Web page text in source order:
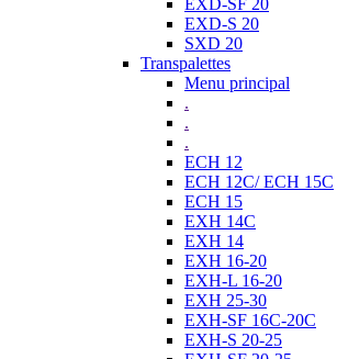
EXD-SF 20
EXD-S 20
SXD 20
Transpalettes
Menu principal
.
.
.
ECH 12
ECH 12C/ ECH 15C
ECH 15
EXH 14C
EXH 14
EXH 16-20
EXH-L 16-20
EXH 25-30
EXH-SF 16C-20C
EXH-S 20-25